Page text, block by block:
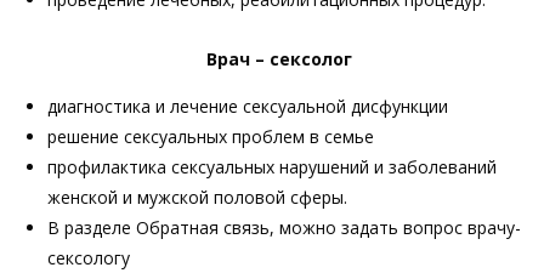
Врач – сексолог
диагностика и лечение сексуальной дисфункции
решение сексуальных проблем в семье
профилактика сексуальных нарушений и заболеваний
женской и мужской половой сферы.
В разделе Обратная связь, можно задать вопрос врачу-
сексологу